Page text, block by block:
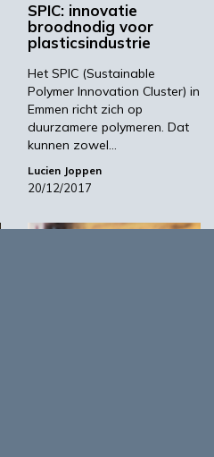
SPIC: innovatie
broodnodig voor
plasticsindustrie
Het SPIC (Sustainable
Polymer Innovation Cluster) in
Emmen richt zich op
duurzamere polymeren. Dat
kunnen zowel…
Lucien Joppen
20/12/2017